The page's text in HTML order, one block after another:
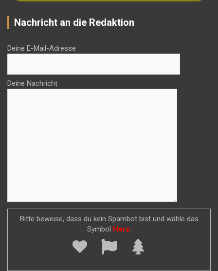
Nachricht an die Redaktion
Deine E-Mail-Adresse
Deine Nachricht
Bitte beweise, dass du kein Spambot bist und wähle das
Symbol
Herz.